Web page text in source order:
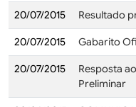
20/07/2015 Resultado
20/07/2015 Gabarito
20/07/2015
Resposta
Preliminar